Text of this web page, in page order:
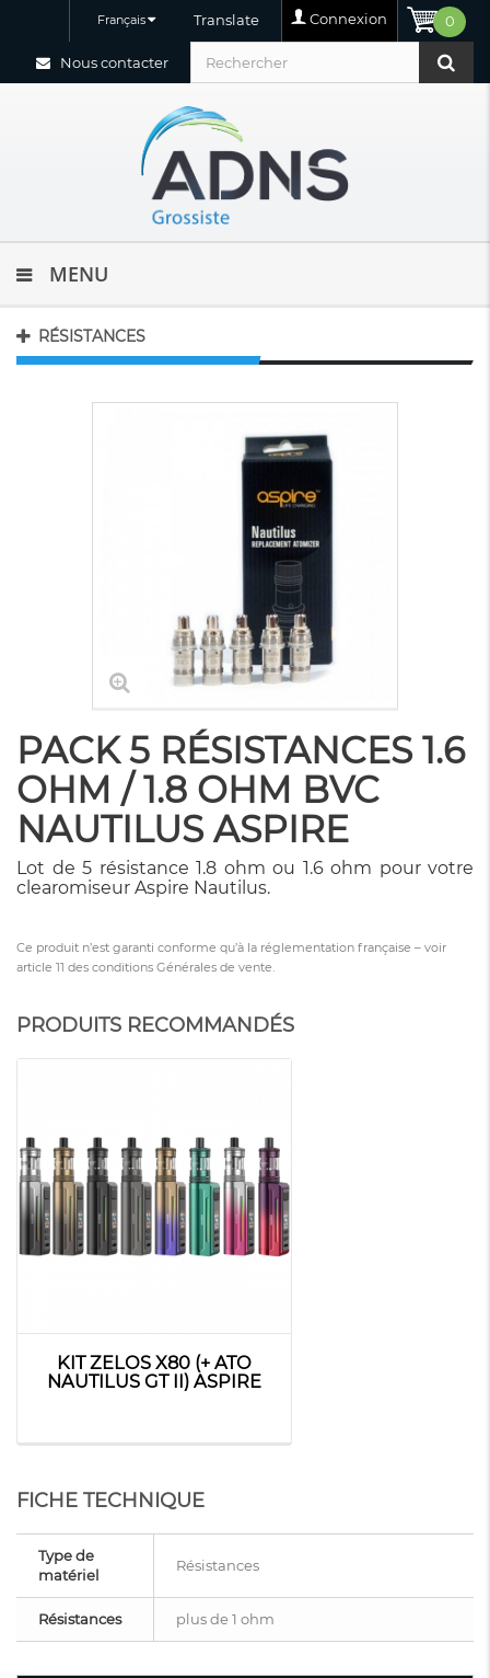
0
Connexion
Translate
Français
Nous contacter
MENU
RÉSISTANCES
PACK 5 RÉSISTANCES 1.6
OHM / 1.8 OHM BVC
NAUTILUS ASPIRE
Lot de 5 résistance 1.8 ohm ou 1.6 ohm pour votre
clearomiseur Aspire Nautilus.
Ce produit n’est garanti conforme qu’à la réglementation française – voir
article 11 des conditions Générales de vente.
PRODUITS RECOMMANDÉS
KIT ZELOS X80 (+ ATO
NAUTILUS GT II) ASPIRE
FICHE TECHNIQUE
Type de
matériel
Résistances
Résistances plus de 1 ohm